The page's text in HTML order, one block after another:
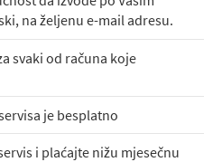
na željenu e-mail adresu.
svaki od računa koje
je besplatno
i plaćajte nižu mjesečnu